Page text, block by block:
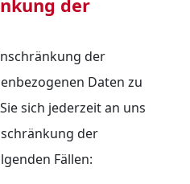
der
der
Daten zu
sich jederzeit an uns
der
Fällen: